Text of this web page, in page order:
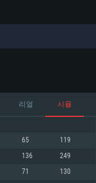
리얼 시뮬
65 119
136 249
71 130